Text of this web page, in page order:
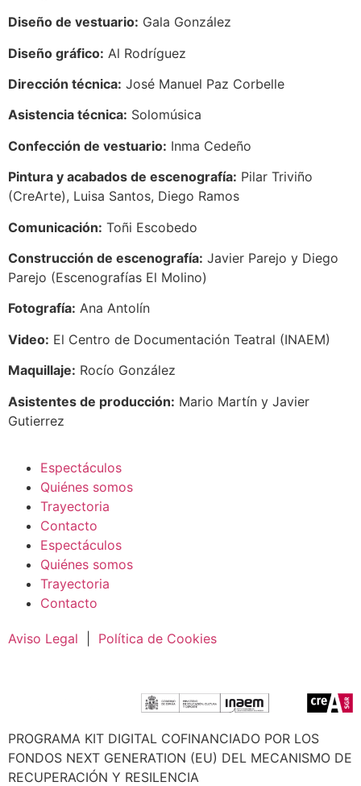
Diseño de vestuario: Gala González
Diseño gráfico: Al Rodríguez
Dirección técnica: José Manuel Paz Corbelle
Asistencia técnica: Solomúsica
Confección de vestuario: Inma Cedeño
Pintura y acabados de escenografía: Pilar Triviño
(CreArte), Luisa Santos, Diego Ramos
Comunicación: Toñi Escobedo
Construcción de escenografía: Javier Parejo y Diego
Parejo (Escenografías El Molino)
Fotografía: Ana Antolín
Video: El Centro de Documentación Teatral (INAEM)
Maquillaje: Rocío González
Asistentes de producción: Mario Martín y Javier
Gutierrez
Espectáculos
Quiénes somos
Trayectoria
Contacto
Espectáculos
Quiénes somos
Trayectoria
Contacto
Aviso Legal Política de Cookies
PROGRAMA KIT DIGITAL COFINANCIADO POR LOS
FONDOS NEXT GENERATION (EU) DEL MECANISMO DE
RECUPERACIÓN Y RESILENCIA